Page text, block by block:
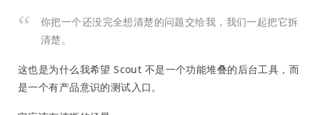
你把一个还没完全想清楚的问题交给我，我们一起把它拆
清楚。
这也是为什么我希望 Scout 不是一个功能堆叠的后台工具，而
是一个有产品意识的测试入口。